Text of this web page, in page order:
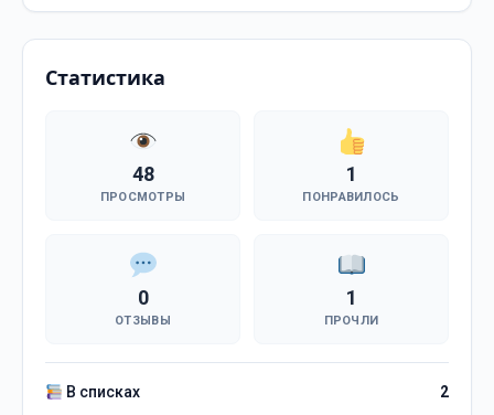
Статистика
48
ПРОСМОТРЫ
1
ПОНРАВИЛОСЬ
0
ОТЗЫВЫ
1
ПРОЧЛИ
В списках
2